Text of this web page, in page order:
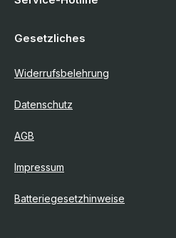
Gesetzliches
Widerrufsbelehrung
Datenschutz
AGB
Impressum
Batteriegesetzhinweise